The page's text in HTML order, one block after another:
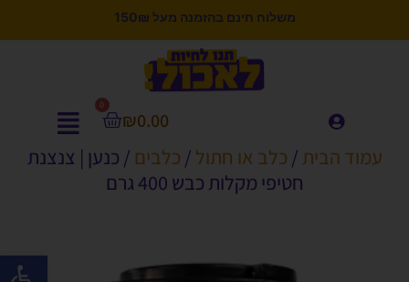
פתח
משלוח חינם בהזמנה מעל 150₪
₪0.00
0
עמוד הבית / כלב או חתול / כלבים / כנען | צנצנת
חטיפי מקלות כבש 400 גרם